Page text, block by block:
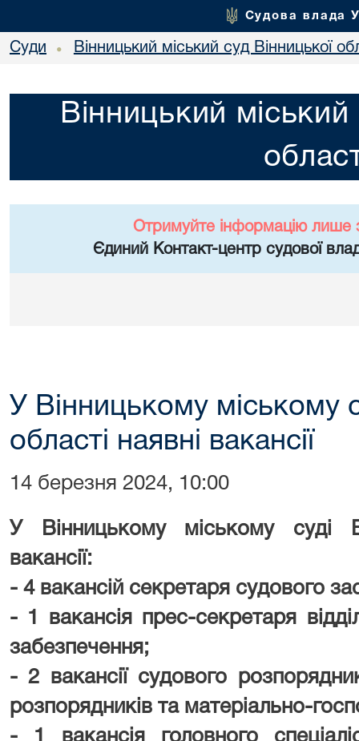
Судова влада
Суди • Вінницький міський суд Вінницької
Вінницький міський
Отримуйте інформацію лише
Єдиний Контакт-центр судової
У Вінницькому міському
області наявні вакансії
14 березня 2024, 10:00
У Вінницькому міському суді
вакансії:
- 4 вакансій секретаря судового
- 1 вакансія прес-секретаря
забезпечення;
- 2 вакансії судового
розпорядників та матеріально-
- 1 вакансія головного